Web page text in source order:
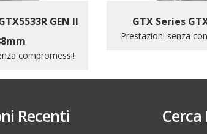
GEN II
compromessi!
GTX Series
Prestazioni senza
Recenti